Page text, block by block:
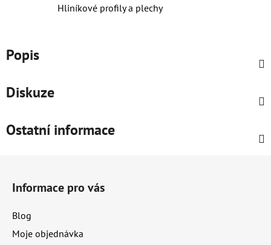
Hliníkové profily a plechy
Popis
Diskuze
Ostatní informace
Informace pro vás
Blog
Moje objednávka